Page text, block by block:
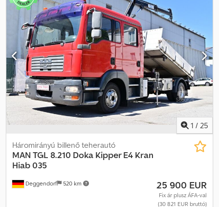
zár, légkondicionálás, navigációs rendszer, * Német jármű első
tulajdonostól * WMA12DZZ7RP257820 * Nagyon jó állapotban *
Légrugózás hátsó tengelyen * Automata klíma * Tempomat *
Motorfék * Differenciálzár * 6 fokozatú kézi váltó * Komfort ülés
ülésfűtéssel * Multifunkciós kormány * Tolatókamera előkészítés
Chodpfozbv Ulsx Ai Aja * Navigáció * MAN multimédia rendszer,
navigáció, 7 hüvelyk * Sávváltó asszisztens * Ütközésfigyelő *
Tengelytáv 4.200 mm * Vonófej kampóval és golyóval *
Emelőhátfal 1.000 kg * Junge doboz 6,10 m * Hasznos teherbírás
1.880 kg * , WhatsApp: * Lengyel kapcsolattartó, ????? ?????: *
Eladás kizárólag vállalkozóknak jótállás nélkül, minden adat
tájékoztató jellegű, a közbenső értékesítés jogát fenntartjuk 1 / 25
Deggendorf 520 km
Háromirányú billenő teherautó
MAN TGL 8.210 Doka Kipper E4 Kran
Hiab 035
25 900 EUR
Fix ár plusz ÁFA-val
(30 821 EUR bruttó)